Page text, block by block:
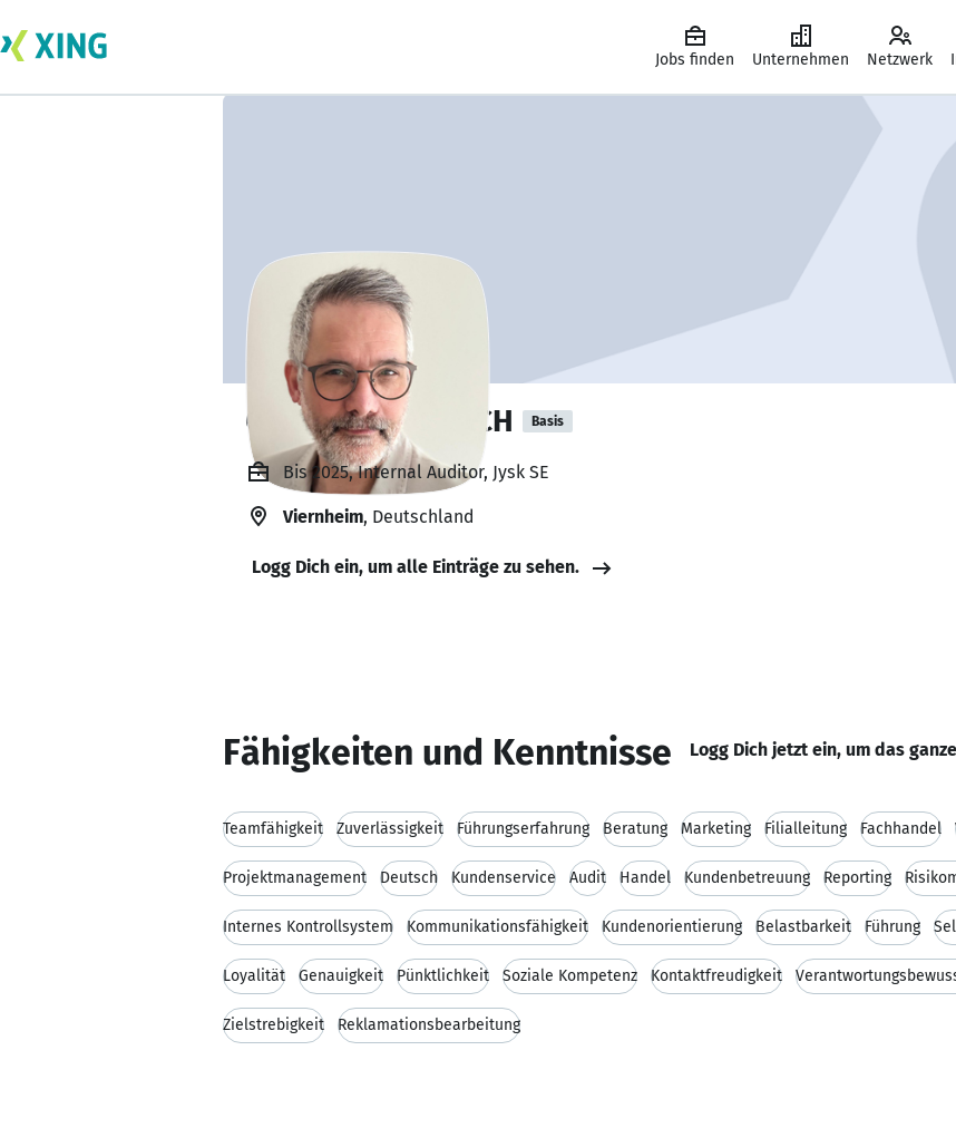
Jobs finden Unternehmen Netzwerk
CHARLES MERTSCH Basis
Bis 2025, Internal Auditor, Jysk SE
Viernheim, Deutschland
Logg Dich ein, um alle Einträge zu sehen.
Fähigkeiten und Kenntnisse Logg Dich jetzt ein, um das
Teamfähigkeit Zuverlässigkeit Führungserfahrung Beratung Marketing Filialleitung Fachhandel
Projektmanagement Deutsch Kundenservice Audit Handel Kundenbetreuung Reporting
Internes Kontrollsystem Kommunikationsfähigkeit Kundenorientierung Belastbarkeit Führung
Loyalität Genauigkeit Pünktlichkeit Soziale Kompetenz Kontaktfreudigkeit
Zielstrebigkeit Reklamationsbearbeitung